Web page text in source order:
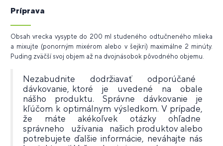
Príprava
Obsah vrecka vysypte do 200 ml studeného odtučneného mlieka
a mixujte (ponorným mixérom alebo v šejkri) maximálne 2 minúty.
Puding zväčší svoj objem až na dvojnásobok pôvodného objemu.
Nezabudnite dodržiavať odporúčané
dávkovanie, ktoré je uvedené na obale
nášho produktu. Správne dávkovanie je
kľúčom k optimálnym výsledkom. V prípade,
že máte akékoľvek otázky ohľadne
správneho užívania našich produktov alebo
potrebujete ďalšie informácie, neváhajte nás